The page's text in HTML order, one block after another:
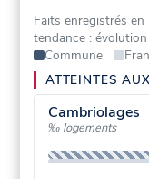
Faits enregistrés
tendance :
Commune
ATTEINTES
Cambriolages
‰ logements